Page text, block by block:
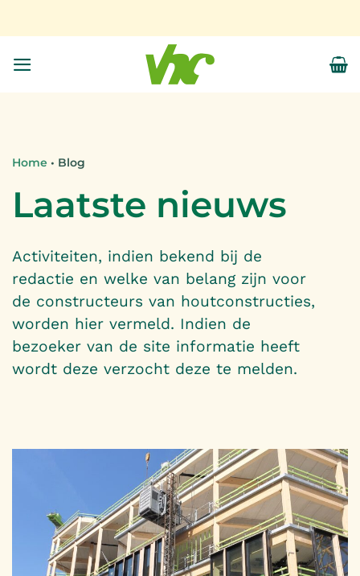
Home • Blog
Laatste nieuws
Activiteiten, indien bekend bij de
redactie en welke van belang zijn voor
de constructeurs van houtconstructies,
worden hier vermeld. Indien de
bezoeker van de site informatie heeft
wordt deze verzocht deze te melden.